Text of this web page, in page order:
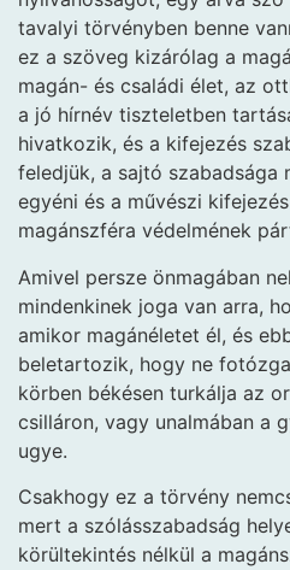
tavalyi törvényben benne
ez a szöveg kizárólag a
magán- és családi élet, az
a jó hírnév tiszteletben
hivatkozik, és a kifejezés
feledjük, a sajtó
egyéni és a művészi
magánszféra védelmének
Amivel persze önmagában
mindenkinek joga van arra,
amikor magánéletet él, és
beletartozik, hogy ne
körben békésen turkálja az
csilláron, vagy unalmában a
ugye.
Csakhogy ez a törvény
mert a szólásszabadság
körültekintés nélkül a